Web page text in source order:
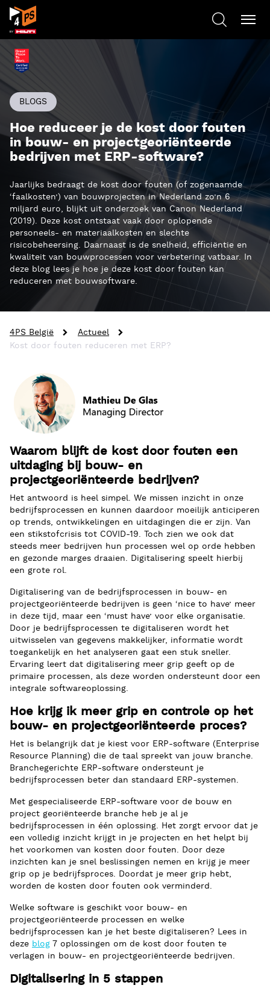
BLOGS
Hoe reduceer je de kost door fouten
in bouw- en projectgeoriënteerde
bedrijven met ERP-software?
Jaarlijks bedraagt de kost door fouten (of zogenaamde
‘faalkosten’) van bouwprojecten in Nederland zo’n 6
miljard euro, blijkt uit onderzoek van Canon Nederland
(2019). Deze kost ontstaat vaak door oplopende
personeels- en materiaalkosten en slechte
risicobeheersing. Daarnaast is de snelheid, efficiëntie en
kwaliteit van bouwprocessen voor verbetering vatbaar. In
deze blog lees je hoe je deze kost door fouten kan
reduceren met bouwsoftware.
4PS België
Actueel
Kost door fouten reduceren met ERP?
Waarom blijft de kost door fouten een
uitdaging bij bouw- en
projectgeoriënteerde bedrijven?
Het antwoord is heel simpel. We missen inzicht in onze
bedrijfsprocessen en kunnen daardoor moeilijk anticiperen
op trends, ontwikkelingen en uitdagingen die er zijn. Van
een stikstofcrisis tot COVID-19. Toch zien we ook dat
steeds meer bedrijven hun processen wel op orde hebben
en gezonde marges draaien. Digitalisering speelt hierbij
een grote rol.
Digitalisering van de bedrijfsprocessen in bouw- en
projectgeoriënteerde bedrijven is geen ‘nice to have’ meer
in deze tijd, maar een ‘must have’ voor elke organisatie.
Door je bedrijfsprocessen te digitaliseren wordt het
uitwisselen van gegevens makkelijker, informatie wordt
toegankelijk en het analyseren gaat een stuk sneller.
Ervaring leert dat digitalisering meer grip geeft op de
primaire processen, als deze worden ondersteunt door een
integrale softwareoplossing.
Hoe krijg ik meer grip en controle op het
bouw- en projectgeoriënteerde proces?
Het is belangrijk dat je kiest voor ERP-software (Enterprise
Resource Planning) die de taal spreekt van jouw branche.
Branchegerichte ERP-software ondersteunt je
bedrijfsprocessen beter dan standaard ERP-systemen.
Met gespecialiseerde ERP-software voor de bouw en
project georiënteerde branche heb je al je
bedrijfsprocessen in één oplossing. Het zorgt ervoor dat je
een volledig inzicht krijgt in je projecten en het helpt bij
het voorkomen van kosten door fouten. Door deze
inzichten kan je snel beslissingen nemen en krijg je meer
grip op je bedrijfsproces. Doordat je meer grip hebt,
worden de kosten door fouten ook verminderd.
Welke software is geschikt voor bouw- en
projectgeoriënteerde processen en welke
bedrijfsprocessen kan je het beste digitaliseren? Lees in
deze blog 7 oplossingen om de kost door fouten te
verlagen in bouw- en projectgeoriënteerde bedrijven.
Digitalisering in 5 stappen